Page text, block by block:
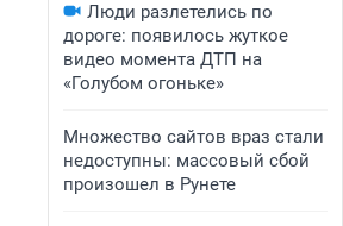
Люди разлетелись по
дороге: появилось жуткое
видео момента ДТП на
«Голубом огоньке»
Множество сайтов враз стали
недоступны: массовый сбой
произошел в Рунете